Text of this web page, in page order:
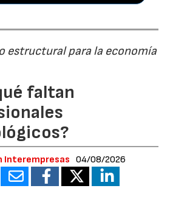
estructural para la economía
faltan
Interempresas 04/08/2026